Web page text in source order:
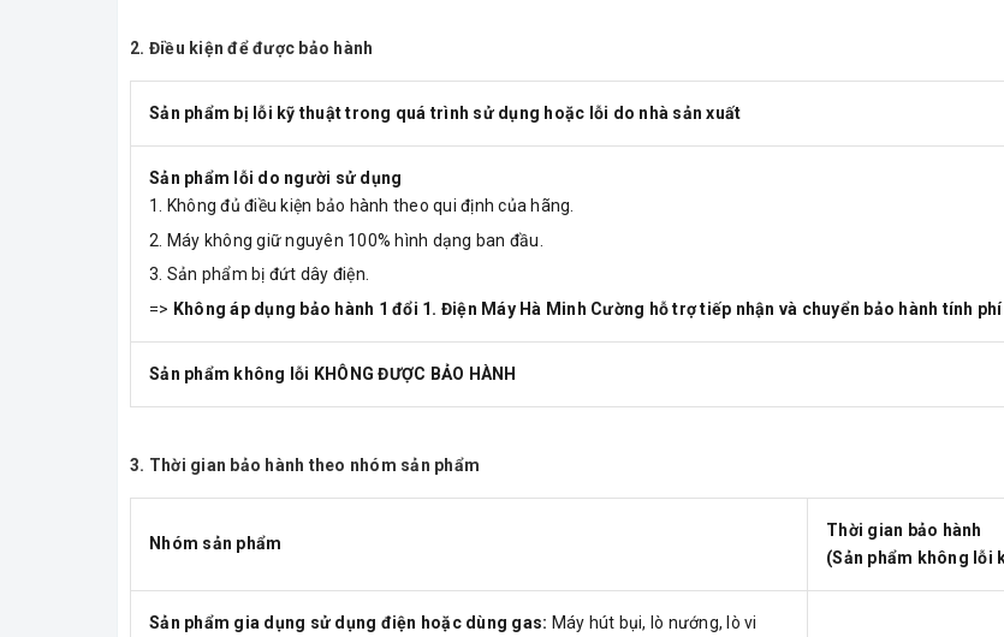
2. Điều kiện để được bảo hành
Sản phẩm bị lỗi kỹ thuật trong quá trình sử dụng hoặc lỗi do nhà sản xuất
Sản phẩm lỗi do người sử dụng
Không đủ điều kiện bảo hành theo qui định của hãng.
Máy không giữ nguyên 100% hình dạng ban đầu.
Sản phẩm bị đứt dây điện.
=> Không áp dụng bảo hành 1 đổi 1. Điện Máy Hà Minh Cường hỗ trợ tiếp nhận và chuyển bảo hành tính
Sản phẩm không lỗi KHÔNG ĐƯỢC BẢO HÀNH
3. Thời gian bảo hành theo nhóm sản phẩm
Nhóm sản phẩm
Thời gian bảo hành
(Sản phẩm không lỗi
Sản phẩm gia dụng sử dụng điện hoặc dùng gas: Máy hút bụi, lò nướng, lò vi